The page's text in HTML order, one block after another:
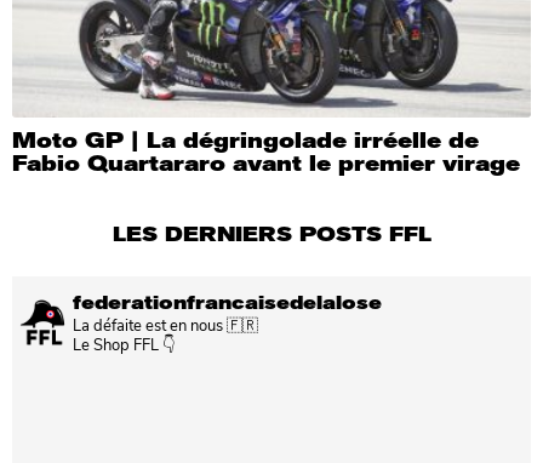
Moto GP | La dégringolade irréelle de
Fabio Quartararo avant le premier virage
LES DERNIERS POSTS FFL
federationfrancaisedelalose
La défaite est en nous 🇫🇷
Le Shop FFL 👇